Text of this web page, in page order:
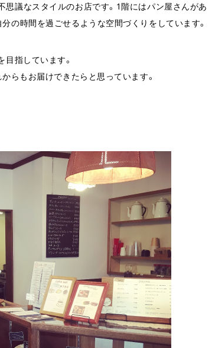
思議なスタイルのお店です。1階にはパン屋さんがあ
の時間を過ごせるような空間づくりをしています。
目指しています。
からもお届けできたらと思っています。